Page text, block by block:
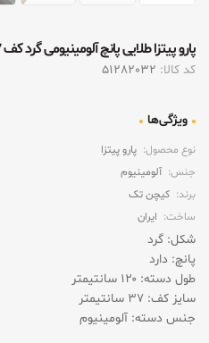
پارو پیتزا طلایی پانچ آلومینیومی گرد کف ۳۷، دسته ۱۲۰ سانتیمتر کیچن تک
کد کالا: 51282032
ویژگی‌ها
نوع محصول: پارو پیتزا
جنس: آلومینیوم
برند: کیچن تک
ساخت: ایران
شکل: گرد
پانچ: دارد
طول دسته: ۱۲۰ سانتیمتر
سایز کف: ۳۷ سانتیمتر
جنس دسته: آلومینیوم